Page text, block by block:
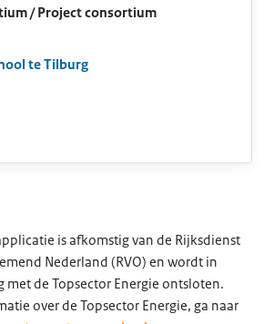
/ Project consortium
te Tilburg
is afkomstig van de Rijksdienst
Nederland (RVO) en wordt in
met de Topsector Energie ontsloten.
over de Topsector Energie, ga naar